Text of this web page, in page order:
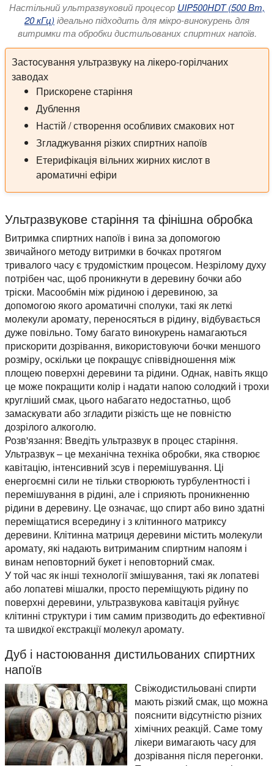
Настільний ультразвуковий процесор UIP500HDT (500 Вт,
20 кГц) ідеально підходить для мікро-винокурень для
витримки та обробки дистильованих спиртних напоїв.
Застосування ультразвуку на лікеро-горілчаних
заводах
Прискорене старіння
Дублення
Настій / створення особливих смакових нот
Згладжування різких спиртних напоїв
Етерифікація вільних жирних кислот в
ароматичні ефіри
Ультразвукове старіння та фінішна обробка
Витримка спиртних напоїв і вина за допомогою
звичайного методу витримки в бочках протягом
тривалого часу є трудомістким процесом. Незрілому духу
потрібен час, щоб проникнути в деревину бочки або
тріски. Масообмін між рідиною і деревиною, за
допомогою якого ароматичні сполуки, такі як леткі
молекули аромату, переносяться в рідину, відбувається
дуже повільно. Тому багато винокурень намагаються
прискорити дозрівання, використовуючи бочки меншого
розміру, оскільки це покращує співвідношення між
площею поверхні деревини та рідини. Однак, навіть якщо
це може покращити колір і надати напою солодкий і трохи
кругліший смак, цього набагато недостатньо, щоб
замаскувати або згладити різкість ще не повністю
дозрілого алкоголю.
Розв'язання: Введіть ультразвук в процес старіння.
Ультразвук – це механічна техніка обробки, яка створює
кавітацію, інтенсивний зсув і перемішування. Ці
енергоємні сили не тільки створюють турбулентності і
перемішування в рідині, але і сприяють проникненню
рідини в деревину. Це означає, що спирт або вино здатні
переміщатися всередину і з клітинного матриксу
деревини. Клітинна матриця деревини містить молекули
аромату, які надають витриманим спиртним напоям і
винам неповторний букет і неповторний смак.
У той час як інші технології змішування, такі як лопатеві
або лопатеві мішалки, просто переміщують рідину по
поверхні деревини, ультразвукова кавітація руйнує
клітинні структури і тим самим призводить до ефективної
та швидкої екстракції молекул аромату.
Дуб і настоювання дистильованих спиртних
напоїв
Свіжодистильовані спирти
мають різкий смак, що можна
пояснити відсутністю різних
хімічних реакцій. Саме тому
лікери вимагають часу для
дозрівання після перегонки.